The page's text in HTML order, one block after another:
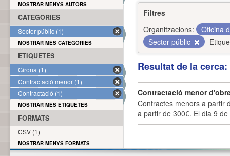
Filtres
Organitzacions:
Oficina
Sector públic
Resultat de la
Contractació menor
Contractes menors a partir
a partir de 300€. El dia 9
MOSTRAR MENYS AUTORS
CATEGORIES
Sector públic (1)
MOSTRAR MÉS CATEGORIES
ETIQUETES
Girona (1)
Contractació menor (1)
Contractació (1)
MOSTRAR MÉS ETIQUETES
FORMATS
CSV (1)
MOSTRAR MENYS FORMATS